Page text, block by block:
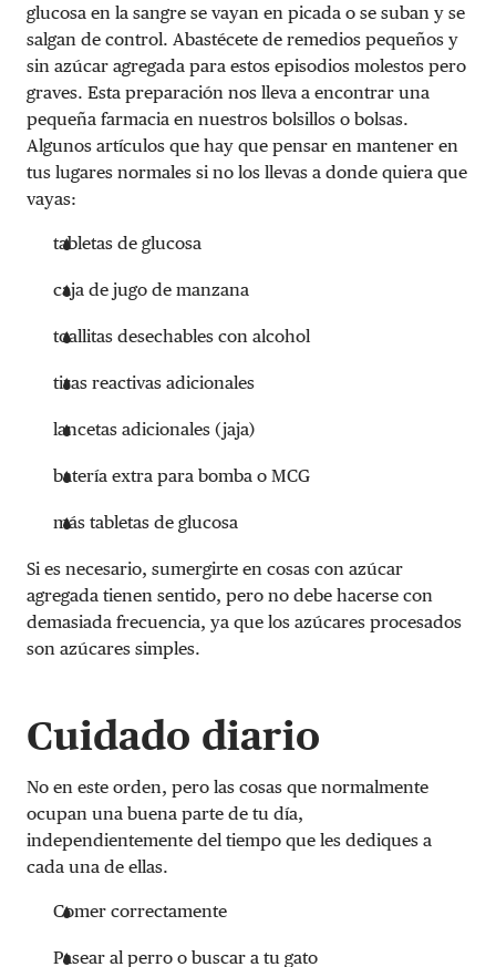
glucosa en la sangre se vayan en picada o se suban y se
salgan de control. Abastécete de remedios pequeños y
sin azúcar agregada para estos episodios molestos pero
graves. Esta preparación nos lleva a encontrar una
pequeña farmacia en nuestros bolsillos o bolsas.
Algunos artículos que hay que pensar en mantener en
tus lugares normales si no los llevas a donde quiera que
vayas:
tabletas de glucosa
caja de jugo de manzana
toallitas desechables con alcohol
tiras reactivas adicionales
lancetas adicionales (jaja)
batería extra para bomba o MCG
más tabletas de glucosa
Si es necesario, sumergirte en cosas con azúcar
agregada tienen sentido, pero no debe hacerse con
demasiada frecuencia, ya que los azúcares procesados ​​
son azúcares simples.
Cuidado diario
No en este orden, pero las cosas que normalmente
ocupan una buena parte de tu día,
independientemente del tiempo que les dediques a
cada una de ellas.
Comer correctamente
Pasear al perro o buscar a tu gato